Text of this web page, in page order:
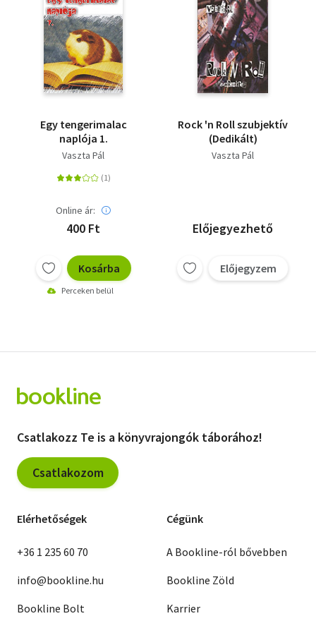
Természettudomány
Történelem
Vallás
Egy tengerimalac
naplója 1.
Vaszta Pál
Online ár:
400 Ft
Kosárba
Perceken belül
Rock 'n Roll szubjektív
(Dedikált)
Vaszta Pál
Előjegyezhető
Előjegyzem
Csatlakozz Te is a könyvrajongók táborához!
Csatlakozom
Elérhetőségek
+36 1 235 60 70
info@bookline.hu
Bookline Bolt
Cégünk
A Bookline-ról bővebben
Bookline Zöld
Karrier